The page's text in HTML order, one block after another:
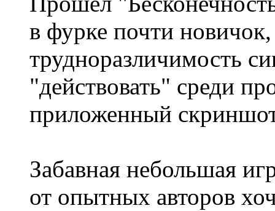
в фурке почти
трудноразличимость
"действовать" среди
приложенный
Забавная небольшая
от опытных авторов